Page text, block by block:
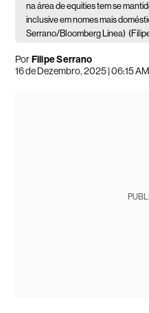
na área de equities tem se
inclusive em nomes mais
Serrano/Bloomberg Línea)
PorFilipe Serrano
16 de Dezembro, 2025 | 06:15 AM